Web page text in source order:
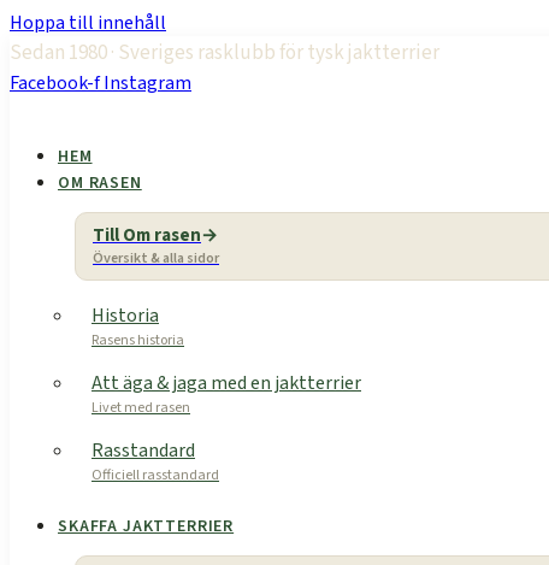
Hoppa till innehåll
Sedan 1980 · Sveriges rasklubb för tysk jaktterrier
Facebook-fInstagram
HEM
OM RASEN
Till Om rasen
Översikt & alla sidor
Historia
Rasens historia
Att äga & jaga med en jaktterrier
Livet med rasen
Rasstandard
Officiell rasstandard
SKAFFA JAKTTERRIER